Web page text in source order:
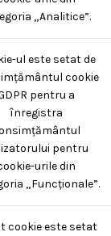
„Analitice”.
ul este setat de
cookie
pentru a
înregistra
pentru
urile din
„Funcționale”.
cookie este setat